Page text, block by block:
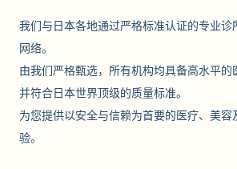
我们与日本各地通过严格标准认证的专业诊
网络。
由我们严格甄选，所有机构均具备高水平的
并符合日本世界顶级的质量标准。
为您提供以安全与信赖为首要的医疗、美容
验。